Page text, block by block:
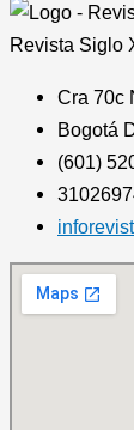
Revista Siglo
Cra 70c
Bogotá
(601)